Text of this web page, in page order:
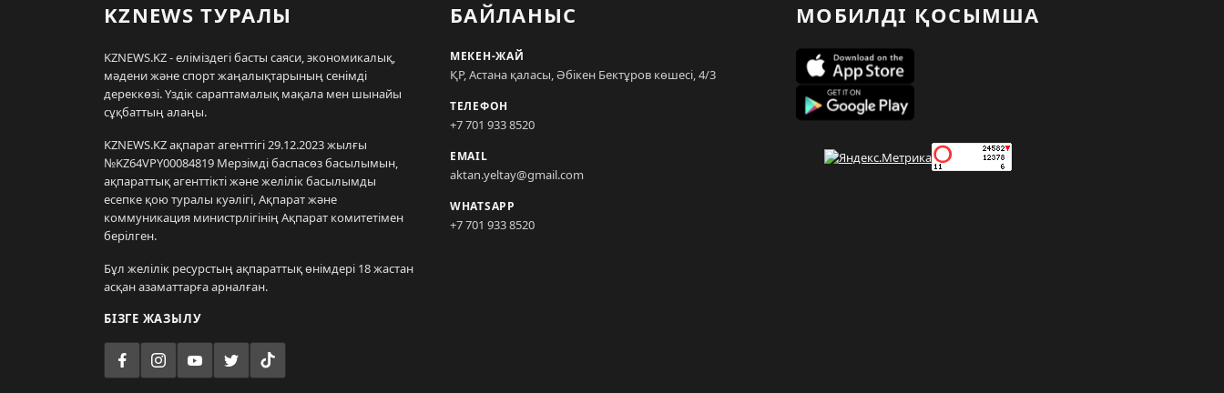
KZNEWS ТУРАЛЫ
KZNEWS.KZ - еліміздегі басты саяси, экономикалық,
мәдени және спорт жаңалықтарының сенімді
дереккөзі. Үздік сараптамалық мақала мен шынайы
сұқбаттың алаңы.
KZNEWS.KZ ақпарат агенттігі 29.12.2023 жылғы
№KZ64VPY00084819 Мерзімді баспасөз басылымын,
ақпараттық агенттікті және желілік басылымды
есепке қою туралы куәлігі, Ақпарат және
коммуникация министрлігінің Ақпарат комитетімен
берілген.
Бұл желілік ресурстың ақпараттық өнімдері 18 жастан
асқан азаматтарға арналған.
БІЗГЕ ЖАЗЫЛУ
БАЙЛАНЫС
МЕКЕН-ЖАЙ
ҚР, Астана қаласы, Әбікен Бектұров көшесі, 4/3
ТЕЛЕФОН
+7 701 933 8520
EMAIL
aktan.yeltay@gmail.com
WHATSAPP
+7 701 933 8520
МОБИЛДІ ҚОСЫМША